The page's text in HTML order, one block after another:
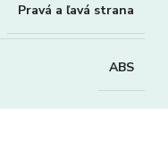
Pravá a ľavá strana
ABS